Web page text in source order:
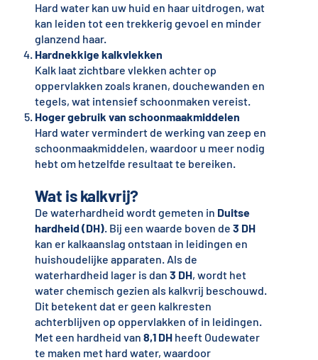
Hard water kan uw huid en haar uitdrogen, wat
kan leiden tot een trekkerig gevoel en minder
glanzend haar.
Hardnekkige kalkvlekken
Kalk laat zichtbare vlekken achter op
oppervlakken zoals kranen, douchewanden en
tegels, wat intensief schoonmaken vereist.
Hoger gebruik van schoonmaakmiddelen
Hard water vermindert de werking van zeep en
schoonmaakmiddelen, waardoor u meer nodig
hebt om hetzelfde resultaat te bereiken.
Wat is kalkvrij?
De waterhardheid wordt gemeten in Duitse
hardheid (DH). Bij een waarde boven de 3 DH
kan er kalkaanslag ontstaan in leidingen en
huishoudelijke apparaten. Als de
waterhardheid lager is dan 3 DH, wordt het
water chemisch gezien als kalkvrij beschouwd.
Dit betekent dat er geen kalkresten
achterblijven op oppervlakken of in leidingen.
Met een hardheid van 8,1 DHheeft Oudewater
te maken met hard water, waardoor